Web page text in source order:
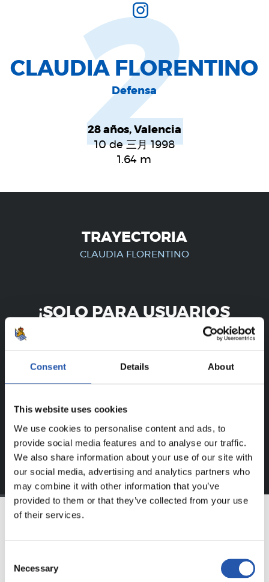
Consent Details About
This website uses cookies
We use cookies to personalise content and ads, to
provide social media features and to analyse our traffic.
We also share information about your use of our site with
our social media, advertising and analytics partners who
may combine it with other information that you’ve
provided to them or that they’ve collected from your use
of their services.
Selection
Necessary
CLAUDIA FLORENTINO
Defensa
28 años, Valencia
10 de 三月 1998
1.64 m
2
TRAYECTORIA
CLAUDIA FLORENTINO
¡SOLO PARA USUARIOS
contenido exclusivo para ti.